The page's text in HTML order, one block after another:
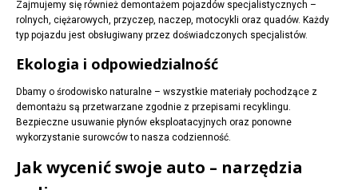
Zajmujemy się również demontażem pojazdów specjalistycznych –
rolnych, ciężarowych, przyczep, naczep, motocykli oraz quadów. Każdy
typ pojazdu jest obsługiwany przez doświadczonych specjalistów.
Ekologia i odpowiedzialność
Dbamy o środowisko naturalne – wszystkie materiały pochodzące z
demontażu są przetwarzane zgodnie z przepisami recyklingu.
Bezpieczne usuwanie płynów eksploatacyjnych oraz ponowne
wykorzystanie surowców to nasza codzienność.
Jak wycenić swoje auto – narzędzia